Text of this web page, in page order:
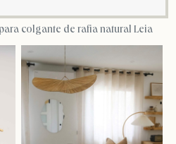
colgante de rafia natural Leia